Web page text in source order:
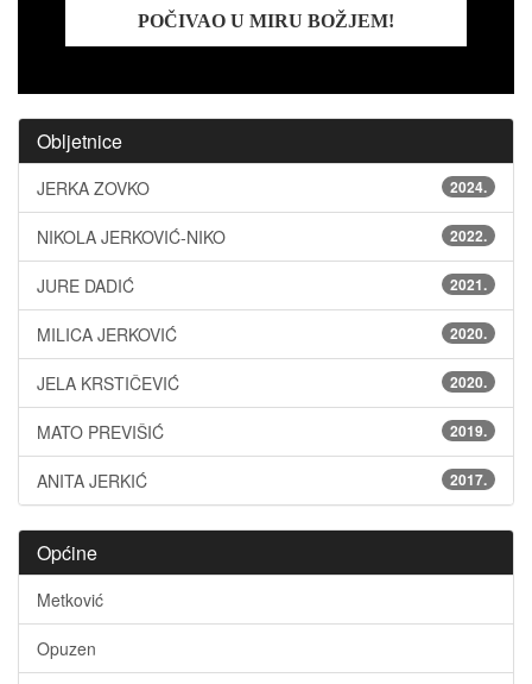
POČIVAO U MIRU BOŽJEM!
Obljetnice
JERKA ZOVKO 2024.
NIKOLA JERKOVIĆ-NIKO 2022.
JURE DADIĆ 2021.
MILICA JERKOVIĆ 2020.
JELA KRSTIČEVIĆ 2020.
MATO PREVIŠIĆ 2019.
ANITA JERKIĆ 2017.
Općine
Metković
Opuzen